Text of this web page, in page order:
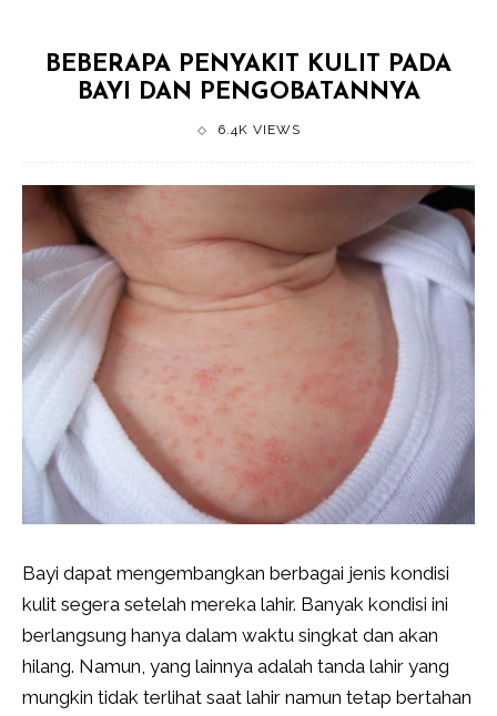
BEBERAPA PENYAKIT KULIT PADA
BAYI DAN PENGOBATANNYA
6.4K VIEWS
Bayi dapat mengembangkan berbagai jenis kondisi
kulit segera setelah mereka lahir. Banyak kondisi ini
berlangsung hanya dalam waktu singkat dan akan
hilang. Namun, yang lainnya adalah tanda lahir yang
mungkin tidak terlihat saat lahir namun tetap bertahan